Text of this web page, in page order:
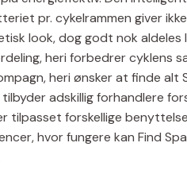
pr. cykelrammen giver
look, dog godt nok aldeles
heri forbedrer cyklens
heri ønsker at finde alt
tilbyder adskillig forhandlere
tilpasset forskellige
hvor fungere kan Find